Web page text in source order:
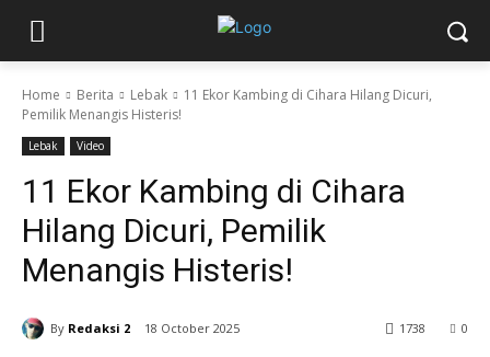
Home Berita Lebak
11 Ekor Kambing di Cihara Hilang Dicuri,
Pemilik Menangis Histeris!
Lebak Video
11 Ekor Kambing di Cihara
Hilang Dicuri, Pemilik
Menangis Histeris!
By Redaksi 2 18 October 2025 0
1738